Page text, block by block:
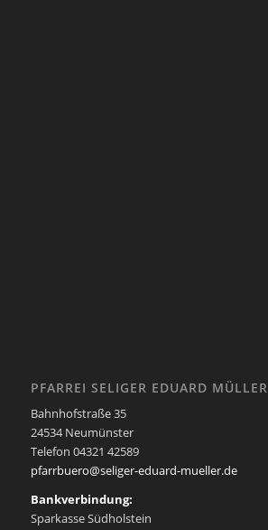
PFARREI SELIGER EDUARD MÜLLER
Bahnhofstraße 35
24534 Neumünster
Telefon 04321 42589
pfarrbuero@seliger-eduard-mueller.de
Bankverbindung:
Sparkasse Südholstein